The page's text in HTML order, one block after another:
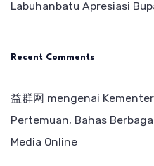
Labuhanbatu Apresiasi
Recent Comments
益群网 mengenai
Pertemuan, Bahas
Media Online